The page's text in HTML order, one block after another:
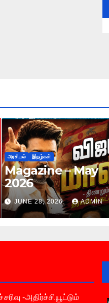
அரசியல் இதழ்கள்
Magazine – May
2026
JUNE 28, 2026 ADMIN
-அதிர்ச்சியூட்டும்